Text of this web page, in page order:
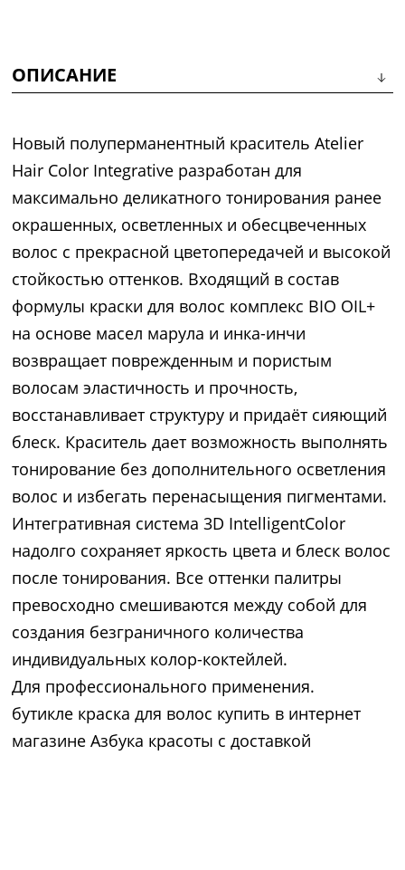
ОПИСАНИЕ
Новый полуперманентный краситель Atelier
Hair Color Integrative разработан для
максимально деликатного тонирования ранее
окрашенных, осветленных и обесцвеченных
волос с прекрасной цветопередачей и высокой
стойкостью оттенков. Входящий в состав
формулы краски для волос комплекс BIO OIL+
на основе масел марула и инка-инчи
возвращает поврежденным и пористым
волосам эластичность и прочность,
восстанавливает структуру и придаёт сияющий
блеск. Краситель дает возможность выполнять
тонирование без дополнительного осветления
волос и избегать перенасыщения пигментами.
Интегративная система 3D IntelligentColor
надолго сохраняет яркость цвета и блеск волос
после тонирования. Все оттенки палитры
превосходно смешиваются между собой для
создания безграничного количества
индивидуальных колор-коктейлей.
Для профессионального применения.
бутикле краска для волос купить в интернет
магазине Азбука красоты с доставкой